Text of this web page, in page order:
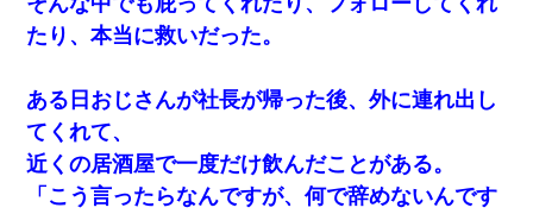
で叔母夫婦が亡くなってしまい…
見合いにて。嫁「はじめまして」俺「失礼ですが○○さんご
本人ですか？」
たり、本当に救いだった。
ある日おじさんが社長が帰った後、外に連れ出し
てくれて、
近くの居酒屋で一度だけ飲んだことがある。
「こう言ったらなんですが、何で辞めないんです